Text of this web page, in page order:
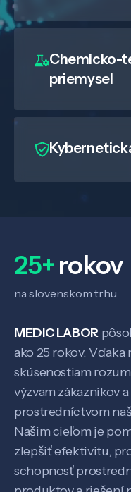
Chemicko-
priemysel
25+rokov
na slovenskom trhu
MEDIC LABOR
ako 25 rokov.
skúsenostiam
výzvam zákazníkov
prostredníctvom
Našim cieľom je
zlepšiť efektivitu,
schopnosť